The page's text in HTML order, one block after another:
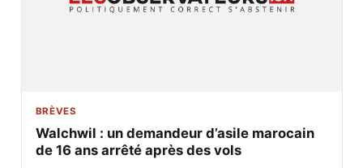
BRÈVES
Walchwil : un demandeur d’asile marocain
de 16 ans arrêté après des vols